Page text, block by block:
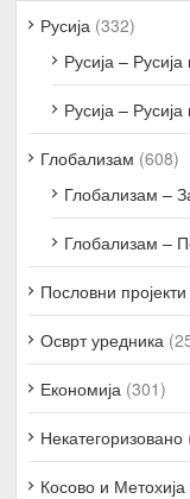
Русија (332)
Русија – Русија
Русија –
Глобализам (608)
Глобализам –
Глобализам –
Пословни пројекти
Осврт уредника
Економија (301)
Некатегоризовано
Косово и Метохија